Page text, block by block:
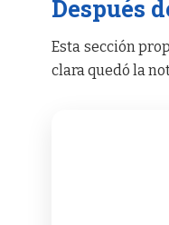
Después
Esta sección
clara quedó la